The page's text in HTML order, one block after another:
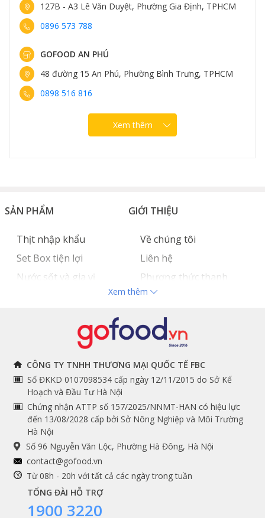
127B - A3 Lê Văn Duyệt, Phường Gia Định, TPHCM
0896 573 788
GOFOOD AN PHÚ
48 đường 15 An Phú, Phường Bình Trưng, TPHCM
0898 516 816
Xem thêm
SẢN PHẨM
Thịt nhập khẩu
Set Box tiện lợi
Nước sốt và gia vị
GIỚI THIỆU
Về chúng tôi
Liên hệ
Phương thức thanh
toán
Tuyển dụng
THÔNG TIN
Chính sách và quy định
chung
Hướng dẫn đặt hàng
Cam kết chất lượng
THEO DÕI NGAY
Facebook
Instagram
Youtube
Tiktok
Shopee
Xem thêm
CÔNG TY TNHH THƯƠNG MẠI QUỐC TẾ FBC
Số ĐKKD 0107098534 cấp ngày 12/11/2015 do Sở Kế
Hoạch và Đầu Tư Hà Nội
Chứng nhận ATTP số 157/2025/NNMT-HAN có hiệu lực
đến 13/08/2028 cấp bởi Sở Nông Nghiệp và Môi Trường
Hà Nội
Số 96 Nguyễn Văn Lộc, Phường Hà Đông, Hà Nội
contact@gofood.vn
Từ 08h - 20h với tất cả các ngày trong tuần
TỔNG ĐÀI HỖ TRỢ
1900 3220